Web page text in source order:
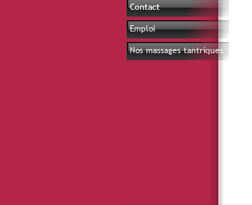
Contact
Emploi
Nos massages tantriques